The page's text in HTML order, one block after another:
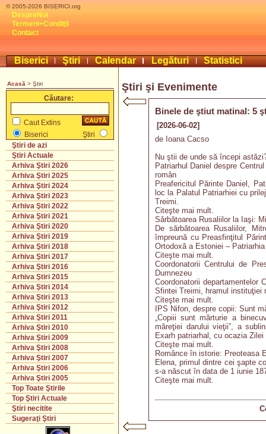
© 2005-2026 BISERICI.org
DespreNoi
Termeni+Condiţii
Contact
Biserici Ştiri Calendar Legături Statistici
Acasă > Ştiri
Căutare:
Caut Extins
Biserici
Ştiri
Ştiri de azi
Ştiri Actuale
Arhiva Ştiri 2026
Arhiva Ştiri 2025
Arhiva Ştiri 2024
Arhiva Ştiri 2023
Arhiva Ştiri 2022
Arhiva Ştiri 2021
Arhiva Ştiri 2020
Arhiva Ştiri 2019
Arhiva Ştiri 2018
Arhiva Ştiri 2017
Arhiva Ştiri 2016
Arhiva Ştiri 2015
Arhiva Ştiri 2014
Arhiva Ştiri 2013
Arhiva Ştiri 2012
Arhiva Ştiri 2011
Arhiva Ştiri 2010
Arhiva Ştiri 2009
Arhiva Ştiri 2008
Arhiva Ştiri 2007
Arhiva Ştiri 2006
Arhiva Ştiri 2005
Top Toate Ştirile
Top Ştiri Actuale
Ştiri necitite
Sugeraţi Ştiri
Ştiri şi Evenimente
Binele de ştiut matinal: 5
[2026-06-02]
de Ioana Cacso
Nu ştii de unde să începi
Patriarhul Daniel despre
român
Preafericitul Părinte Daniel,
loc la Palatul Patriarhiei cu
Treimi.
Citeşte mai mult.
Sărbătoarea Rusaliilor la Iaşi:
De sărbătoarea Rusaliilor,
împreună cu Preasfinţitul
Ortodoxă a Estoniei –
Citeşte mai mult.
Coordonatorii Centrului de
Dumnezeu
Coordonatorii
Sfintei Treimi, hramul instituţiei
Citeşte mai mult.
IPS Nifon, despre copii: Sunt
„Copiii sunt mărturie a
măreţiei darului vieţii”, a
Exarh patriarhal, cu ocazia
Citeşte mai mult.
Românce în istorie: Preoteasa
Elena, primul dintre cei şapte
s-a născut în data de 1 iunie
Citeşte mai mult.